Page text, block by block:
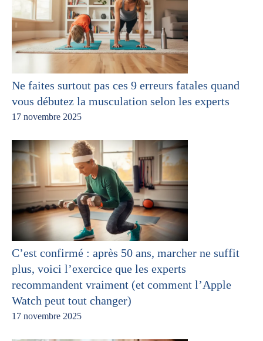
Ne faites surtout pas ces 9 erreurs fatales quand
vous débutez la musculation selon les experts
17 novembre 2025
C’est confirmé : après 50 ans, marcher ne suffit
plus, voici l’exercice que les experts
recommandent vraiment (et comment l’Apple
Watch peut tout changer)
17 novembre 2025